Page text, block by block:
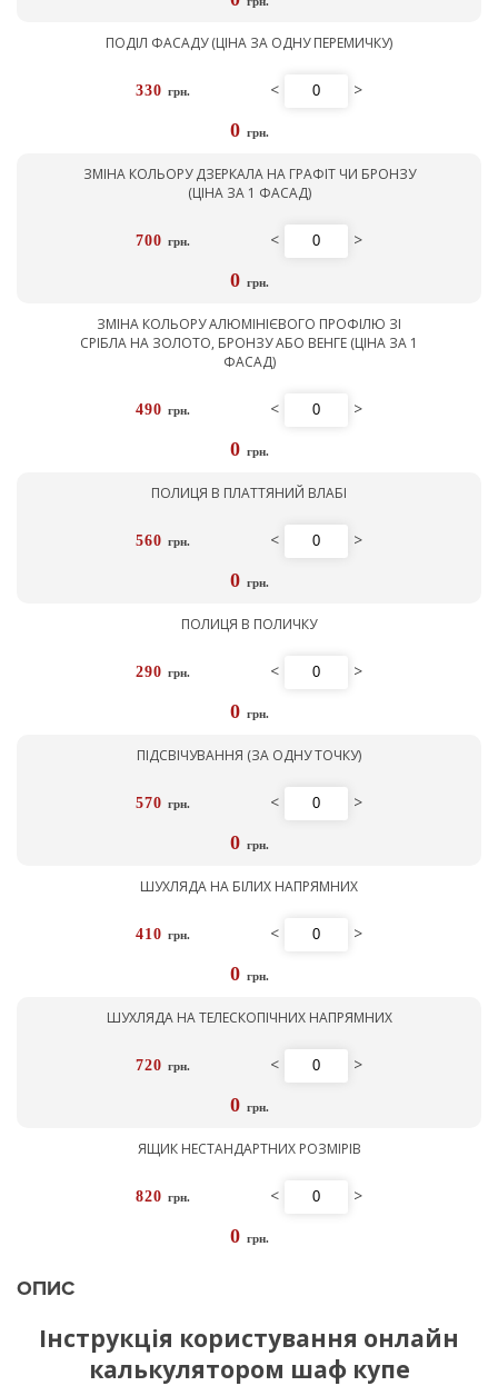
ПОДІЛ ФАСАДУ (ЦІНА ЗА ОДНУ ПЕРЕМИЧКУ)
330 грн. < >
0 грн.
ЗМІНА КОЛЬОРУ ДЗЕРКАЛА НА ГРАФІТ ЧИ БРОНЗУ
(ЦІНА ЗА 1 ФАСАД)
700 грн. < >
0 грн.
ЗМІНА КОЛЬОРУ АЛЮМІНІЄВОГО ПРОФІЛЮ ЗІ
СРІБЛА НА ЗОЛОТО, БРОНЗУ АБО ВЕНГЕ (ЦІНА ЗА 1
ФАСАД)
490 грн. < >
0 грн.
ПОЛИЦЯ В ПЛАТТЯНИЙ ВЛАБІ
560 грн. < >
0 грн.
ПОЛИЦЯ В ПОЛИЧКУ
290 грн. < >
0 грн.
ПІДСВІЧУВАННЯ (ЗА ОДНУ ТОЧКУ)
570 грн. < >
0 грн.
ШУХЛЯДА НА БІЛИХ НАПРЯМНИХ
410 грн. < >
0 грн.
ШУХЛЯДА НА ТЕЛЕСКОПІЧНИХ НАПРЯМНИХ
720 грн. < >
0 грн.
ЯЩИК НЕСТАНДАРТНИХ РОЗМІРІВ
820 грн. < >
0 грн.
ОПИС
Інструкція користування онлайн
калькулятором шаф купе